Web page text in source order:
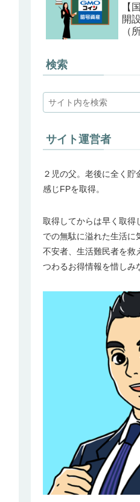
【
開
（
検索
サイト運営者
２児の父。老後に全く
感じFPを取得。
取得してからは早く取得
での無駄に溢れた生活に
不安者、生活難民者を救
つわるお得情報を惜しみ